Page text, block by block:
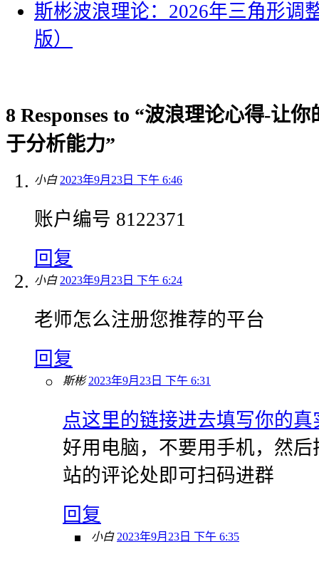
斯彬波浪理论：2026年三角形调
版）
8 Responses to “波浪理论心得-让
于分析能力”
小白 2023年9月23日 下午 6:46
账户编号 8122371
回复
小白 2023年9月23日 下午 6:24
老师怎么注册您推荐的平台
回复
斯彬 2023年9月23日 下午 6:31
点这里的链接进去填写你的
好用电脑，不要用手机，然
站的评论处即可扫码进群
回复
小白 2023年9月23日 下午 6:35